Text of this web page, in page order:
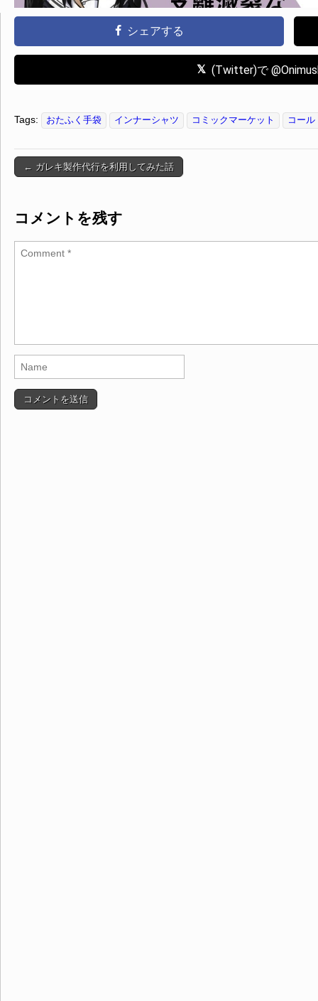
シェアする
(Twitter)で
Tags: おたふく手袋 インナーシャツ コミックマーケット コー
Post navigation
← ガレキ製作代行を利用してみた話
コメントを残す